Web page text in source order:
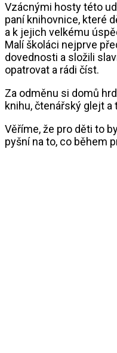
Vzácnými hosty této
paní knihovnice, které
a k jejich velkému
Malí školáci nejprve
dovednosti a složili
opatrovat a rádi číst.
Za odměnu si domů
knihu, čtenářský glejt a
Věříme, že pro děti to
pyšní na to, co během